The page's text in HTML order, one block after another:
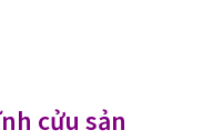
cửu sản